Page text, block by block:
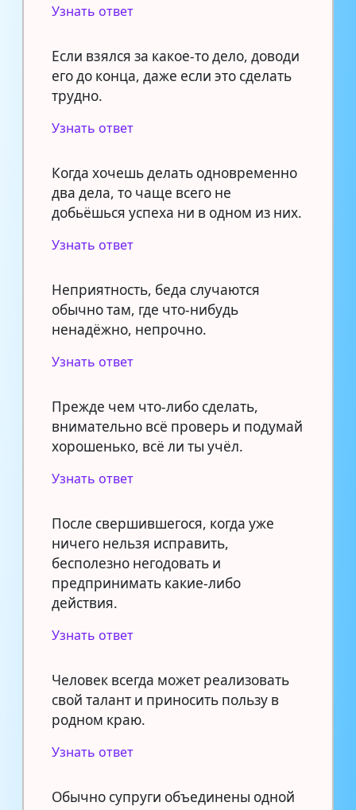
Узнать ответ
Если взялся за какое-то дело, доводи
его до конца, даже если это сделать
трудно.
Узнать ответ
Когда хочешь делать одновременно
два дела, то чаще всего не
добьёшься успеха ни в одном из них.
Узнать ответ
Неприятность, беда случаются
обычно там, где что-нибудь
ненадёжно, непрочно.
Узнать ответ
Прежде чем что-либо сделать,
внимательно всё проверь и подумай
хорошенько, всё ли ты учёл.
Узнать ответ
После свершившегося, когда уже
ничего нельзя исправить,
бесполезно негодовать и
предпринимать какие-либо
действия.
Узнать ответ
Человек всегда может реализовать
свой талант и приносить пользу в
родном краю.
Узнать ответ
Обычно супруги объединены одной